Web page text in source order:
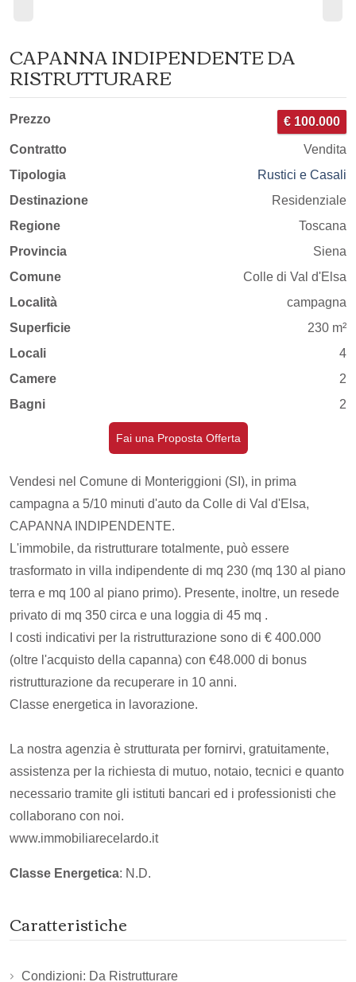
CAPANNA INDIPENDENTE DA
RISTRUTTURARE
Prezzo € 100.000
Contratto
Vendita
Tipologia
Rustici e Casali
Destinazione
Residenziale
Regione
Toscana
Provincia
Siena
Comune
Colle di Val d'Elsa
Località
campagna
Superficie
230 m²
Locali
4
Camere
2
Bagni
2
Fai una Proposta Offerta
Vendesi nel Comune di Monteriggioni (SI), in prima
campagna a 5/10 minuti d'auto da Colle di Val d'Elsa,
CAPANNA INDIPENDENTE.
L'immobile, da ristrutturare totalmente, può essere
trasformato in villa indipendente di mq 230 (mq 130 al piano
terra e mq 100 al piano primo). Presente, inoltre, un resede
privato di mq 350 circa e una loggia di 45 mq .
I costi indicativi per la ristrutturazione sono di € 400.000
(oltre l'acquisto della capanna) con €48.000 di bonus
ristrutturazione da recuperare in 10 anni.
Classe energetica in lavorazione.
La nostra agenzia è strutturata per fornirvi, gratuitamente,
assistenza per la richiesta di mutuo, notaio, tecnici e quanto
necessario tramite gli istituti bancari ed i professionisti che
collaborano con noi.
www.immobiliarecelardo.it
Classe Energetica: N.D.
Caratteristiche
Condizioni: Da Ristrutturare